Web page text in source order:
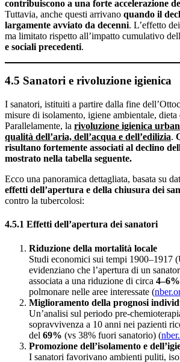
contribuiscono a una forte accelerazione
Tuttavia, anche questi arrivano quando il
largamente avviato da decenni. L’effetto
ma limitato rispetto all’impatto cumulativo
e sociali precedenti.
4.5 Sanatori e rivoluzione igienica
I sanatori, istituiti a partire dalla fine
misure di isolamento, igiene ambientale,
Parallelamente, la rivoluzione igienica
qualità dell’aria, dell’acqua e dell’edilizia.
risultano fortemente associati al declino
mostrato nella tabella seguente.
Ecco una panoramica dettagliata, basata su
effetti dell’apertura e della chiusura dei
contro la tubercolosi:
4.5.1 Effetti dell’apertura dei sanatori
Riduzione della mortalità locale
Studi economici sui tempi 1900–1917
evidenziano che l’apertura di un
associata a una riduzione di circa 4–6%
polmonare nelle aree interessate (
Miglioramento della prognosi
Un’analisi sul periodo pre-
sopravvivenza a 10 anni nei pazienti
del 69% (vs 38% fuori sanatorio) (
Promozione dell’isolamento e
I sanatori favorivano ambienti puliti,